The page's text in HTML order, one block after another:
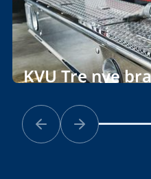
KVU Tre nye